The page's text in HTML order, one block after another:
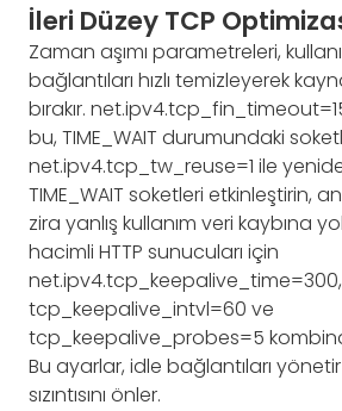
İleri Düzey TCP
Zaman aşımı parametreleri,
bağlantıları hızlı temizleyerek
bırakır.
bu, TIME_WAIT durumundaki
net.ipv4.tcp_tw_reuse=1 ile
TIME_WAIT soketleri etkinleştirin,
zira yanlış kullanım veri kaybına
hacimli HTTP sunucuları için
net.ipv4.tcp_keepalive_time=300,
tcp_keepalive_intvl=60 ve
tcp_keepalive_probes=5
Bu ayarlar, idle bağlantıları
sızıntısını önler.